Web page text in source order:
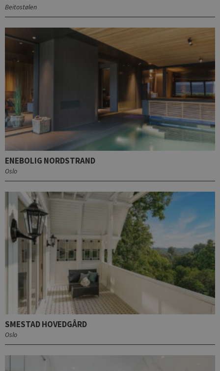
Beitostølen
ENEBOLIG NORDSTRAND
Oslo
SMESTAD HOVEDGÅRD
Oslo